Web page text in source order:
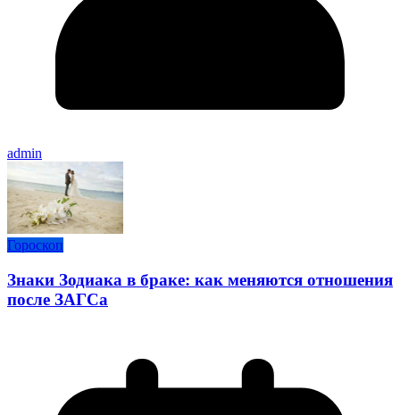
admin
Гороскоп
Знаки Зодиака в браке: как меняются отношения
после ЗАГСа